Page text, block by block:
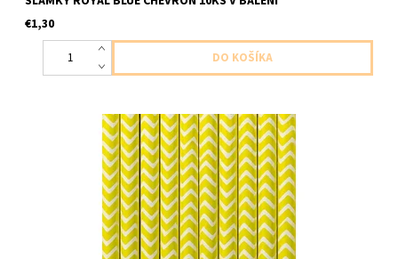
€1,30
papierové slamky zlte sipky 10ks v balení dlzka slamky 19,5cm